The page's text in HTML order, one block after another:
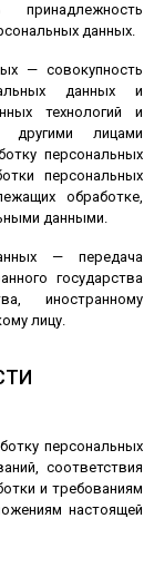
принадлежность
данных.
— совокупность
данных и
технологий и
другими лицами
персональных
персональных
обработке,
данными.
— передача
государства
иностранному
лицу.
персональных
соответствия
и требованиям
настоящей